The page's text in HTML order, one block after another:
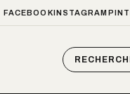
FACEBOOKINSTAGRAM